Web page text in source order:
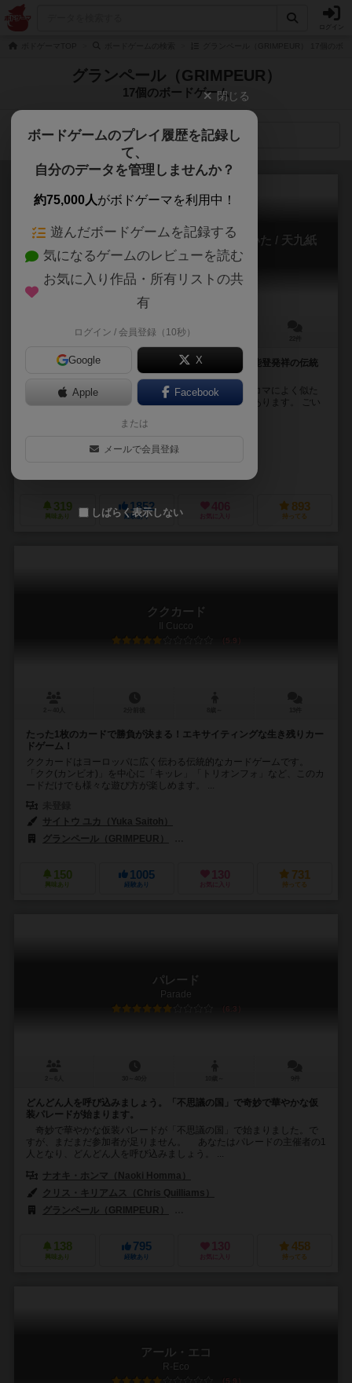
グランペール（GRIMPEUR）
17個のボードゲーム
検索メニュー
ごいた / ごいたカード / 奥能登伝承娯楽 ごいた / 天九紙
牌
6.6
30分前後
ドイツボードゲーマーがハマる！駆け引きが奥深い奥能登発祥の伝統
ごいたは奥能登発祥の伝統ゲームです。本来は将棋のコマによく似た
ものが使用されますが、カードや麻雀牌のような物もあります。 ごい
フジワラカイ（Kai Fujiwara）
ヤポンブランド（Japon Brand）
319
興味あり
1852
経験あり
406
お気に入り
893
持ってる
ククカード
Il Cucco
5.9
たった1枚のカードで勝負が決まる！エキサイティングな生き残りカー
ドゲーム！
ククカードはヨーロッパに広く伝わる伝統的なカードゲームです。
「クク(カンビオ)」を中心に「キッレ」「トリオンフォ」など、このカ
ードだけでも様々な遊び方が楽しめます。 ...
サイトウ ユカ（Yuka Saitoh）
グランペール（GRIMPEUR）
150
興味あり
1005
経験あり
130
お気に入り
731
持ってる
パレード
Parade
6.3
どんどん人を呼び込みましょう。「不思議の国」で奇妙で華やかな仮
装パレードが始まります。
奇妙で華やかな仮装パレードが「不思議の国」で始まりました。で
すが、まだまだ参加者が足りません。 あなたはパレードの主催者の1
人となり、どんどん人を呼び込みましょう。 ...
ナオキ・ホンマ（Naoki Homma）
クリス・キリアムス（Chris Quilliams）
グランペール（GRIMPEUR）
138
興味あり
795
経験あり
130
お気に入り
458
持ってる
アール・エコ
R-Eco
5.9
閉じる
ボードゲームのプレイ履歴を記録し
て、
自分のデータを管理しませんか？
約75,000人がボドゲーマを利用中！
遊んだボードゲームを記録する
気になるゲームのレビューを読む
お気に入り作品・所有リストの共
有
ログイン / 会員登録（10秒）
Google X
Apple Facebook
または
メールで会員登録
しばらく表示しない